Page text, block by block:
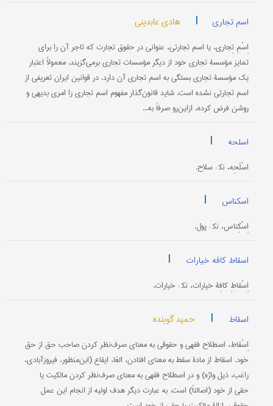
اسم تجاری | هادی عابدینی
اِسْمِ تِجاری، یا اسم تجارتی، عنوانی در حقوق تجارت که تاجر آن را برای
تمایز مؤسسۀ تجاری خود از دیگر مؤسسات تجاری برمی‌گزیند. معمولاً اعتبار
یک مؤسسۀ تجاری بستگی به اسم تجاری آن دارد. در قوانین ایران تعریفی از
اسم تجارتی نشده است. شاید قانون‌گذار مفهوم اسم تجاری را امری بدیهی و
روشن فرض کرده، ازاین‌رو صرفاً به...
اسلحه |
اسْلَحِه، نک‍ : سلاح.
اسکناس |
اِسْکِناس، نک‍ : پول.
اسقاط کافه خیارات |
اِسْقاطِ کافِۀ خیارات، نک‍ : خیارات.
اسقاط | حمید گوینده
اِسْقاط، اصطلاح فقهی و حقوقی به معنای صرف‌نظر کردن صاحب حق از حق
خود. اسقاط از مادۀ سقط به معنای افتادن، الغا، ایقاع (ابن‌منظور، فیروزآبادی،
راغب، ذیل واژه) و در اصطلاح فقهی به معنای صرف‌نظر کردن مالکیت یا
حقی از خود (اصالتاً) است. به عبارت دیگر هدف اولیه از انجام این عمل